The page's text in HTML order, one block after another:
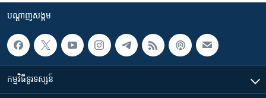
បណ្តាញ​សង្គម
កម្មវិធី​ទូរទស្សន៍